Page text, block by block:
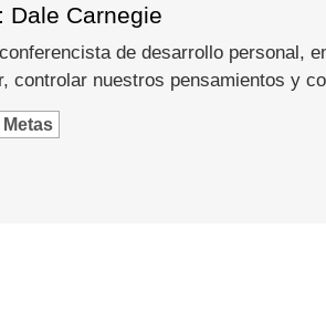
Dale Carnegie
de desarrollo personal,
controlar nuestros pensamientos y
Metas